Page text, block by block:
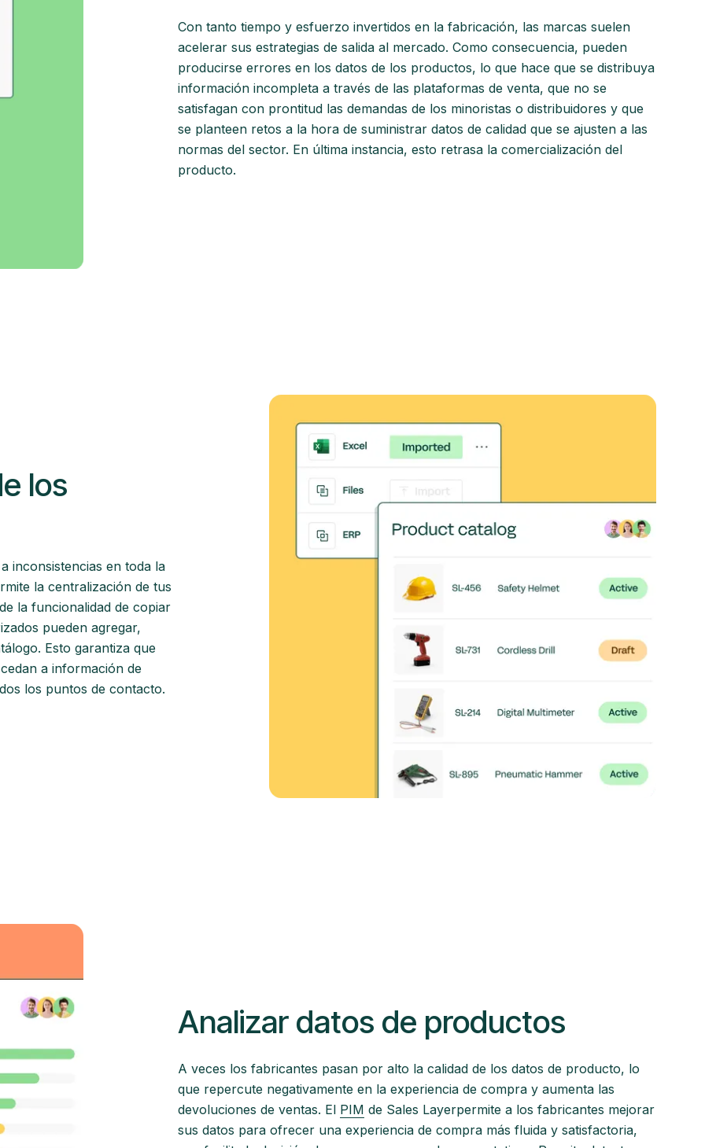
Con tanto tiempo y esfuerzo invertidos en la fabricación, las marcas suelen
acelerar sus estrategias de salida al mercado. Como consecuencia, pueden
producirse errores en los datos de los productos, lo que hace que se distribuya
información incompleta a través de las plataformas de venta, que no se
satisfagan con prontitud las demandas de los minoristas o distribuidores y que
se planteen retos a la hora de suministrar datos de calidad que se ajusten a las
normas del sector. En última instancia, esto retrasa la comercialización del
producto.
los
inconsistencias en toda la
la centralización de tus
la funcionalidad de copiar
pueden agregar,
Esto garantiza que
a información de
los puntos de contacto.
Analizar datos de productos
A veces los fabricantes pasan por alto la calidad de los datos de producto, lo
que repercute negativamente en la experiencia de compra y aumenta las
devoluciones de ventas. El PIM de Sales Layerpermite a los fabricantes mejorar
sus datos para ofrecer una experiencia de compra más fluida y satisfactoria,